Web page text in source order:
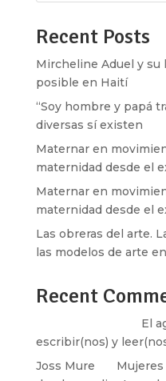
Recent Posts
Mircheline Aduel y
posible en Haití
“Soy hombre y papá
diversas sí existen
Maternar en
maternidad desde el
Maternar en
maternidad desde el
Las obreras del arte.
las modelos de arte
Recent
El
escribir(nos) y
Joss Mure